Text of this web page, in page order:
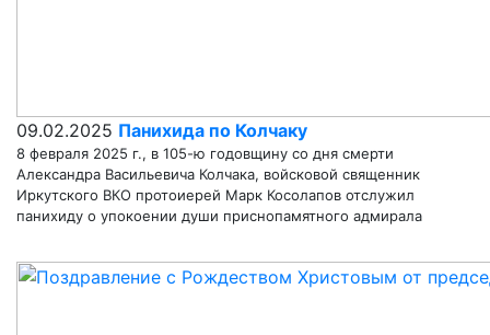
09.02.2025 Панихида по Колчаку
8 февраля 2025 г., в 105-ю годовщину со дня смерти
Александра Васильевича Колчака, войсковой священник
Иркутского ВКО протоиерей Марк Косолапов отслужил
панихиду о упокоении души приснопамятного адмирала